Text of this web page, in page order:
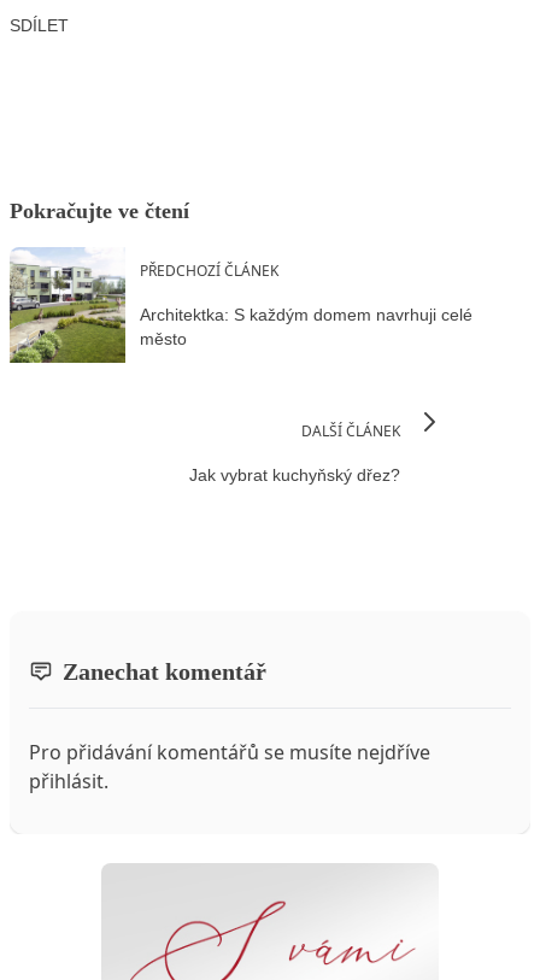
SDÍLET
Pokračujte ve čtení
PŘEDCHOZÍ ČLÁNEK
Architektka: S každým domem navrhuji celé
město
DALŠÍ ČLÁNEK
Jak vybrat kuchyňský dřez?
Zanechat komentář
Pro přidávání komentářů se musíte nejdříve
přihlásit.